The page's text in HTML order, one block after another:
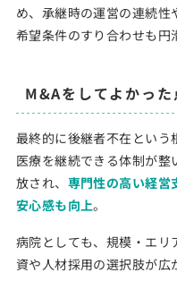
め、承継時の運営の連続
希望条件のすり合わせも円
M&Aをしてよかった
最終的に後継者不在とい
医療を継続できる体制が
放され、 専門性の高い経営
安心感も向上。
病院としても、規模・エ
資や人材採用の選択肢が広